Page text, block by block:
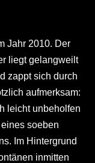
Jahr 2010. Der
liegt gelangweilt
zappt sich durch
aufmerksam:
leicht unbeholfen
soeben
Im Hintergrund
inmitten